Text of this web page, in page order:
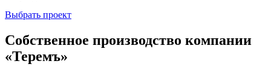
Выбрать проект
Собственное производство компании
«Теремъ»